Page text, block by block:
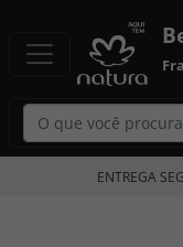
ENTREGA